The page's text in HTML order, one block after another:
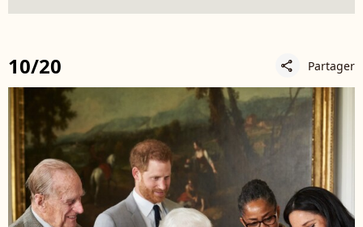
10/20 share Partager